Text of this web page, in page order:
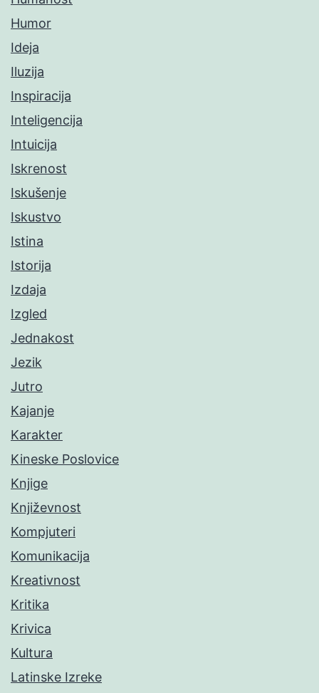
Humor
Ideja
Iluzija
Inspiracija
Inteligencija
Intuicija
Iskrenost
Iskušenje
Iskustvo
Istina
Istorija
Izdaja
Izgled
Jednakost
Jezik
Jutro
Kajanje
Karakter
Kineske Poslovice
Knjige
Književnost
Kompjuteri
Komunikacija
Kreativnost
Kritika
Krivica
Kultura
Latinske Izreke